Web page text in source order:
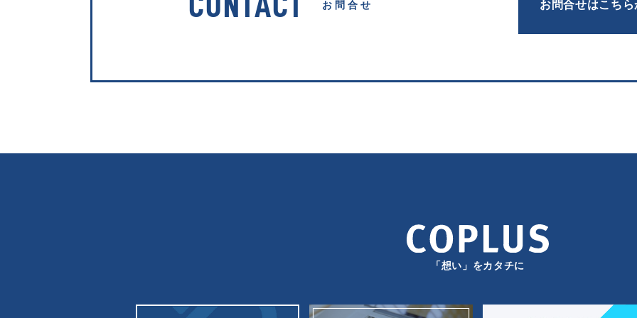
お問合せ お問合せはこちら
「想い」をカタチに